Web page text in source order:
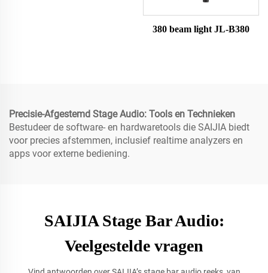
380 beam light JL-B380
Precisie-Afgestemd Stage Audio: Tools en Technieken
Bestudeer de software- en hardwaretools die SAIJIA biedt
voor precies afstemmen, inclusief realtime analyzers en
apps voor externe bediening.
SAIJIA Stage Bar Audio:
Veelgestelde vragen